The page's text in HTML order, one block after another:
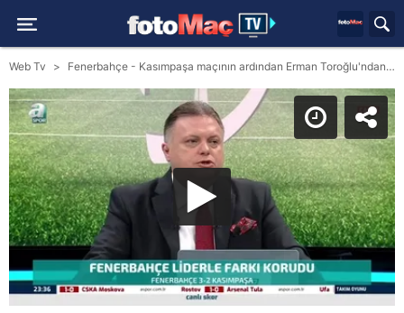
Web Tv Fenerbahçe - Kasımpaşa maçının ardından Erman Toroğlu'ndan flaş yorum! 'Valencia'nın pozisyonu tartışmasız penaltı'